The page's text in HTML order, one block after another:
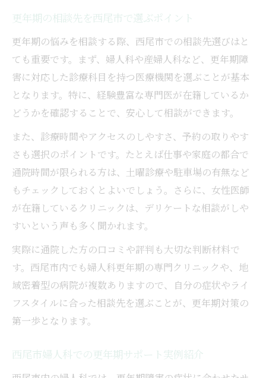
更年期の相談先を西尾市で選ぶポイント
更年期の悩みを相談する際、西尾市での相談先選びはと
ても重要です。まず、婦人科や産婦人科など、更年期障
害に対応した診療科目を持つ医療機関を選ぶことが基本
となります。特に、経験豊富な専門医が在籍しているか
どうかを確認することで、安心して相談ができます。
また、診療時間やアクセスのしやすさ、予約の取りやす
さも選択のポイントです。たとえば仕事や家庭の都合で
通院時間が限られる方は、土曜診療や駐車場の有無など
もチェックしておくとよいでしょう。さらに、女性医師
が在籍しているクリニックは、デリケートな相談がしや
すいという声も多く聞かれます。
実際に通院した方の口コミや評判も大切な判断材料で
す。西尾市内でも婦人科更年期の専門クリニックや、地
域密着型の病院が複数ありますので、自分の症状やライ
フスタイルに合った相談先を選ぶことが、更年期対策の
第一歩となります。
西尾市婦人科での更年期サポート実例紹介